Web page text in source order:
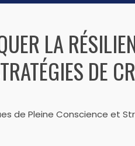
LA
DE
de Pleine Conscience et